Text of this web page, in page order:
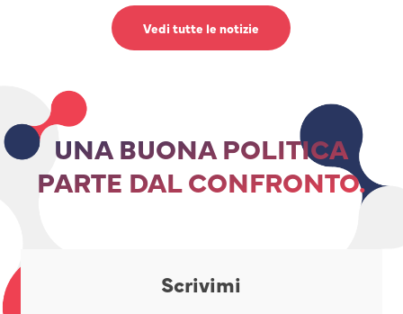
Vedi tutte le notizie
UNA BUONA POLITICA
PARTE DAL CONFRONTO.
Scrivimi